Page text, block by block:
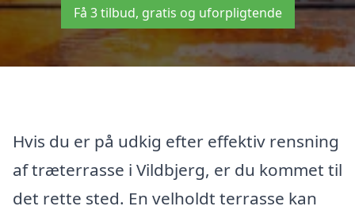
Få 3 tilbud, gratis og uforpligtende
Hvis du er på udkig efter effektiv rensning
af træterrasse i Vildbjerg, er du kommet til
det rette sted. En velholdt terrasse kan